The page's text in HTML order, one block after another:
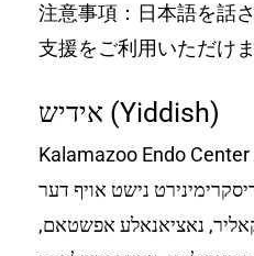
注意事項：日本語を話
支援をご利用いただけま
אידיש (Yiddish)
Kalamazoo Endo Center קומט נאך פעדעראלע
נישט אויף דער
נאציאנאלע אפשטאם,